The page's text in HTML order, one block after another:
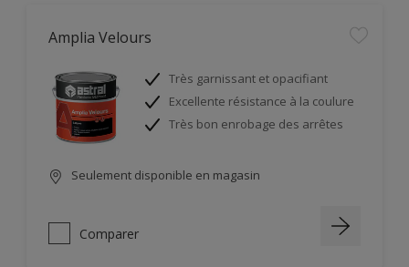
Amplia Velours
Très garnissant et opacifiant
Excellente résistance à la coulure
Très bon enrobage des arrêtes
Seulement disponible en magasin
Comparer